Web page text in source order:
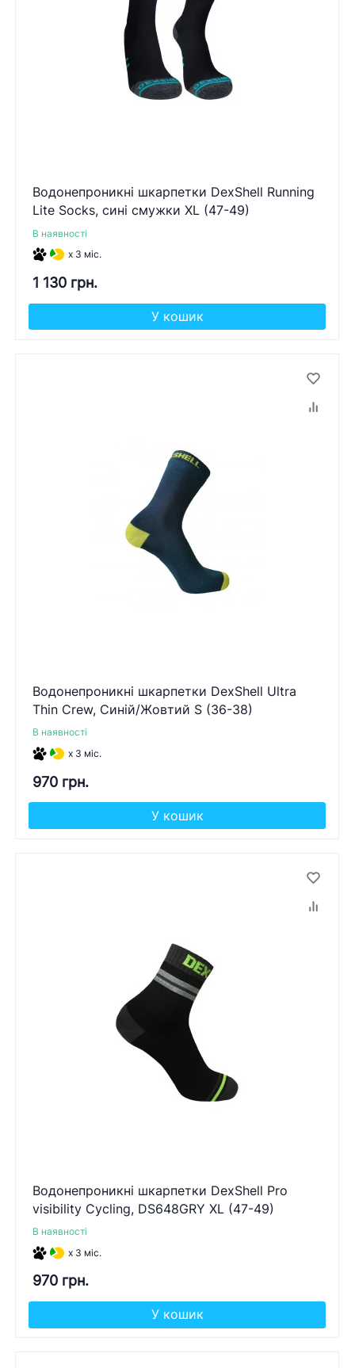
Водонепроникні шкарпетки DexShell Running
Lite Socks, сині смужки XL (47-49)
В наявності
x 3 міс.
1 130 грн.
У кошик
Водонепроникні шкарпетки DexShell Ultra
Thin Crew, Синій/Жовтий S (36-38)
В наявності
x 3 міс.
970 грн.
У кошик
Водонепроникні шкарпетки DexShell Pro
visibility Cycling, DS648GRY XL (47-49)
В наявності
x 3 міс.
970 грн.
У кошик